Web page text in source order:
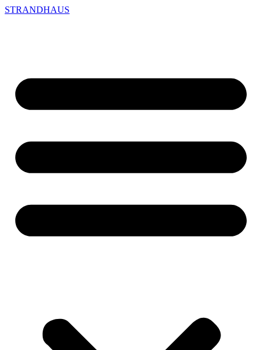
STRANDHAUS